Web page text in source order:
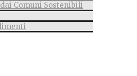
Comuni Sostenibili